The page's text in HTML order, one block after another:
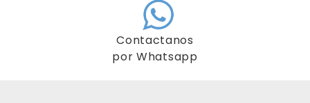
Contactanos
por Whatsapp